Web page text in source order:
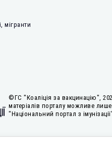
мігранти
©ГС "Коаліція за вакцинацію",
матеріалів порталу можливе
"Національний портал з